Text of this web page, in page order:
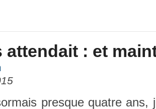
attendait : et
pre­sque quat­re ans,